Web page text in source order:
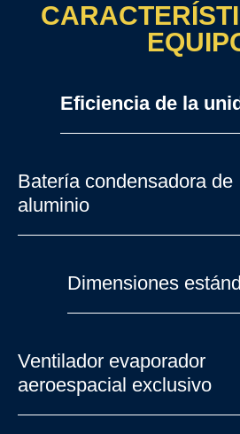
Eficiencia de la
Batería condensadora de
aluminio
Dimensiones
Ventilador evaporador
aeroespacial exclusivo